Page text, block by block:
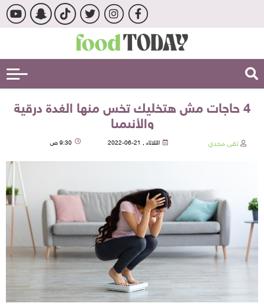
4 حاجات مش هتخليك تخس منها الغدة درقية
والأنيميا
تقى مجدي الثلاثاء , 21-06-2022 9:30 ص